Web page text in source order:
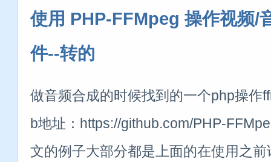
使用 PHP-FFMpeg 操作视频/
件--转的
做音频合成的时候找到的一个php操作
b地址：https://github.com/PHP-
文的例子大部分都是上面的在使用之